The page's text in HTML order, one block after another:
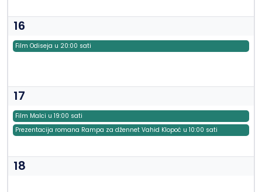
16
Film Odiseja u 20:00 sati
17
Film Malci u 19:00 sati
Prezentacija romana Rampa za džennet Vahid Klopoć u 10:00 sati
18